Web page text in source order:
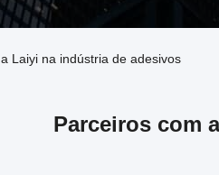
Laiyi na indústria de adesivos
Parceiros com